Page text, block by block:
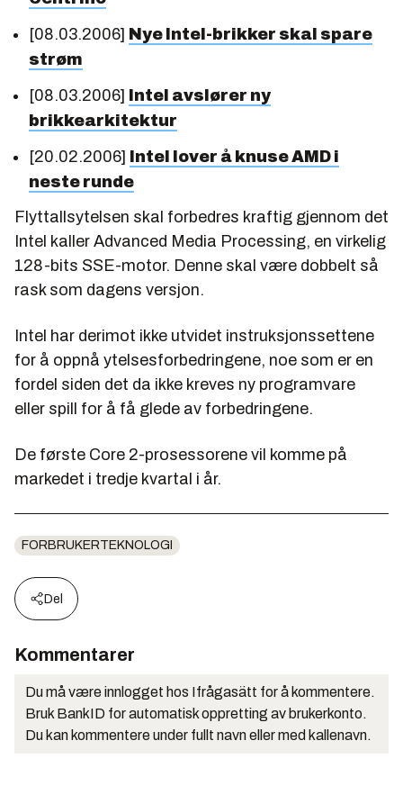
[08.03.2006] Nye Intel-brikker skal spare
strøm
[08.03.2006]
Intel avslører ny
brikkearkitektur
[20.02.2006]
Intel lover å knuse AMD i
neste runde
Flyttallsytelsen skal forbedres kraftig gjennom det
Intel kaller Advanced Media Processing, en virkelig
128-bits SSE-motor. Denne skal være dobbelt så
rask som dagens versjon.
Intel har derimot ikke utvidet instruksjonssettene
for å oppnå ytelsesforbedringene, noe som er en
fordel siden det da ikke kreves ny programvare
eller spill for å få glede av forbedringene.
De første Core 2-prosessorene vil komme på
markedet i tredje kvartal i år.
FORBRUKERTEKNOLOGI
Del
Kommentarer
Du må være innlogget hos Ifrågasätt for å kommentere.
Bruk BankID for automatisk oppretting av brukerkonto.
Du kan kommentere under fullt navn eller med kallenavn.